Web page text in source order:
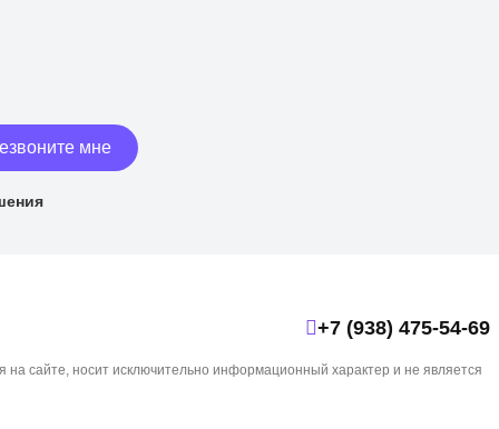
мне
+7 (938) 475-54-69
сайте, носит исключительно информационный характер и не является